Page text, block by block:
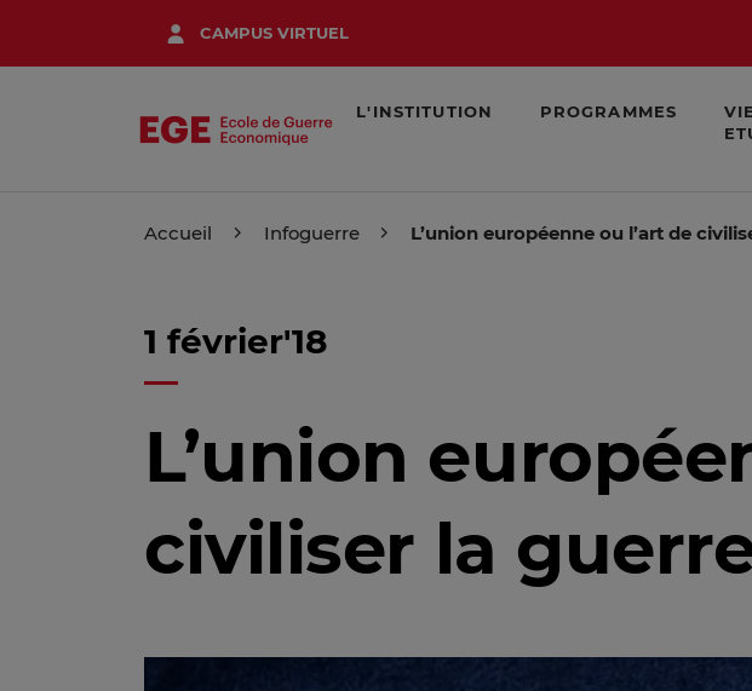
contenu
CAMPUS VIRTUEL
L'INSTITUTION PROGRAMMES
VIE
Accueil Infoguerre L’union européenne ou l’art de
1 février'18
L’union
civiliser la